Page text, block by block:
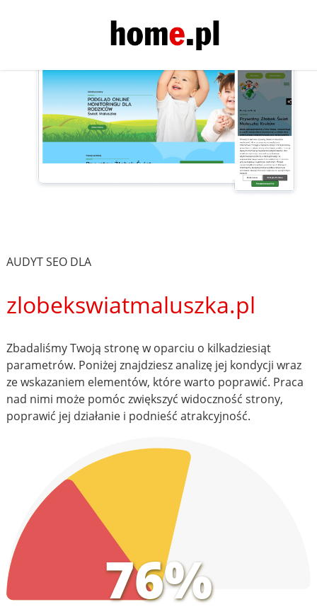
AUDYT SEO DLA
zlobekswiatmaluszka.pl
Zbadaliśmy Twoją stronę w oparciu o kilkadziesiąt
parametrów. Poniżej znajdziesz analizę jej kondycji wraz
ze wskazaniem elementów, które warto poprawić. Praca
nad nimi może pomóc zwiększyć widoczność strony,
poprawić jej działanie i podnieść atrakcyjność.
76%